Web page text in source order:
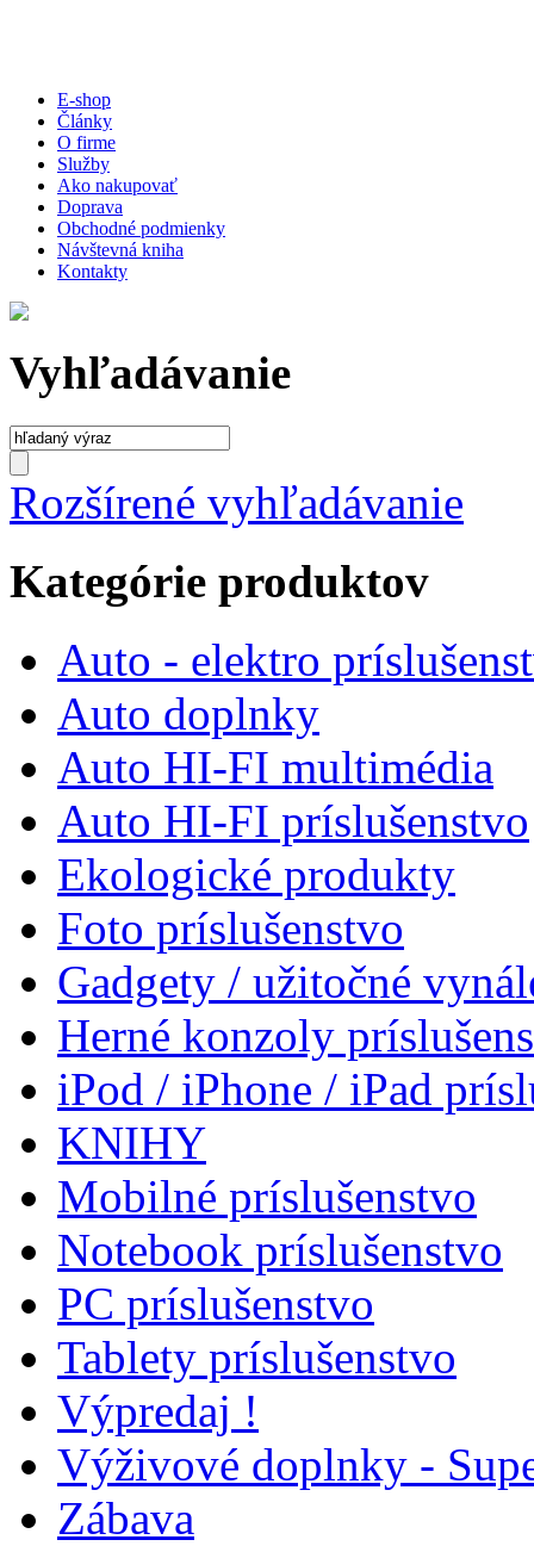
E-shop
Články
O firme
Služby
Ako nakupovať
Doprava
Obchodné podmienky
Návštevná kniha
Kontakty
Vyhľadávanie
Rozšírené vyhľadávanie
Kategórie produktov
Auto - elektro
Auto doplnky
Auto HI-FI multimédia
Auto HI-FI príslušenstvo
Ekologické produkty
Foto príslušenstvo
Gadgety / užitočné
Herné konzoly
iPod / iPhone / iPad
KNIHY
Mobilné príslušenstvo
Notebook príslušenstvo
PC príslušenstvo
Tablety príslušenstvo
Výpredaj !
Výživové doplnky -
Zábava